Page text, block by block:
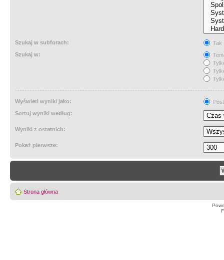
Szukaj w subforach:
Tak
Szukaj w:
Wyświetl wyniki jako:
Sortuj wyniki według:
Wyniki z ostatnich:
Pokaż pierwsze:
Strona główna